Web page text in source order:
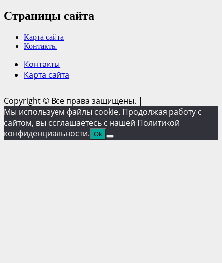
Страницы сайта
Карта сайта
Контакты
Контакты
Карта сайта
Copyright © Все права защищены. |
Мы используем файлы cookie. Продолжая работу с
сайтом, вы соглашаетесь с нашей Политикой
конфиденциальности. Ok